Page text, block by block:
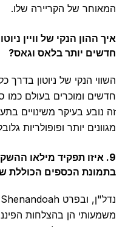
של הקריירה שלו.
ההון הנקי של וויין ניוטון
יותר בלאס וגאס?
הנקי של ניוטון בדרך כלל
ומוכרים בעולם כמו סלין
בעיקר משינויים בתעשיית
יותר ופופולריות גלובלית
איזו תפקיד מילאו ההשקעות
הכספים הכוללת שלו?
הן בהצלחות הפיננסיות